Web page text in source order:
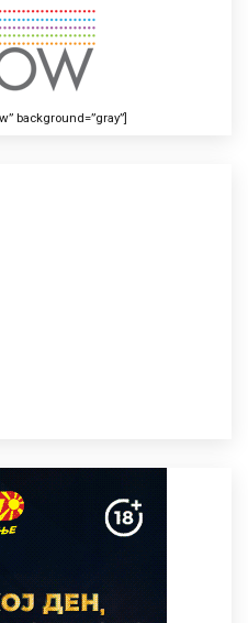
background=”gray”]